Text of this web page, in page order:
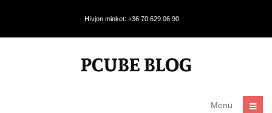
Hívjon minket: +36 70 629 06 90
Menü